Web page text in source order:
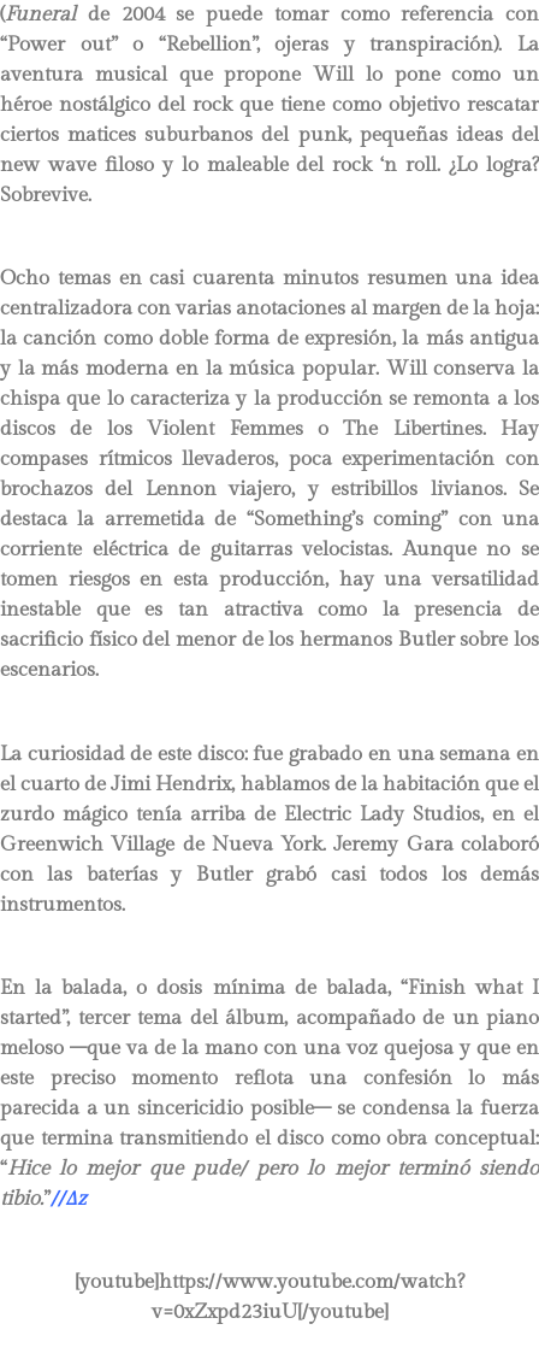
(Funeralde 2004 se puede tomar como referencia con
“Power out” o “Rebellion”, ojeras y transpiración). La
aventura musical que propone Will lo pone como un
héroe nostálgico del rock que tiene como objetivo rescatar
ciertos matices suburbanos del punk, pequeñas ideas del
new wave filoso y lo maleable del rock ‘n roll. ¿Lo logra?
Sobrevive.
Ocho temas en casi cuarenta minutos resumen una idea
centralizadora con varias anotaciones al margen de la hoja:
la canción como doble forma de expresión, la más antigua
y la más moderna en la música popular. Will conserva la
chispa que lo caracteriza y la producción se remonta a los
discos de los Violent Femmes o The Libertines. Hay
compases rítmicos llevaderos, poca experimentación con
brochazos del Lennon viajero, y estribillos livianos. Se
destaca la arremetida de “Something’s coming” con una
corriente eléctrica de guitarras velocistas. Aunque no se
tomen riesgos en esta producción, hay una versatilidad
inestable que es tan atractiva como la presencia de
sacrificio físico del menor de los hermanos Butler sobre los
escenarios.
La curiosidad de este disco: fue grabado en una semana en
el cuarto de Jimi Hendrix, hablamos de la habitación que el
zurdo mágico tenía arriba de Electric Lady Studios, en el
Greenwich Village de Nueva York. Jeremy Gara colaboró
con las baterías y Butler grabó casi todos los demás
instrumentos.
En la balada, o dosis mínima de balada, “Finish what I
started”, tercer tema del álbum, acompañado de un piano
meloso –que va de la mano con una voz quejosa y que en
este preciso momento reflota una confesión lo más
parecida a un sincericidio posible– se condensa la fuerza
que termina transmitiendo el disco como obra conceptual:
“Hice lo mejor que pude/ pero lo mejor terminó siendo
tibio.”//∆z
[youtube]https://www.youtube.com/watch?
v=0xZxpd23iuU[/youtube]